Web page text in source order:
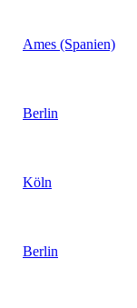
Ames (Spanien)
Berlin
Köln
Berlin